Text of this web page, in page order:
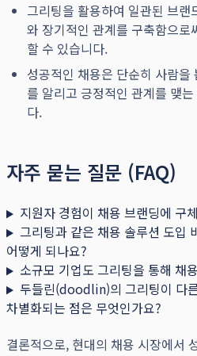
그리팅을 활용하여 일관된 브
와 장기적인 관계를 구축함으
할 수 있습니다.
성공적인 채용은 단순히 사람을
를 알리고 긍정적인 관계를 맺
다.
자주 묻는 질문 (FAQ)
지원자 경험이 채용 브랜딩에 구
그리팅과 같은 채용 솔루션 도입
어떻게 되나요?
소규모 기업도 그리팅을 통해 채
두들린(doodlin)의 그리팅이 다
차별화되는 점은 무엇인가요?
결론적으로, 현대의 채용 시장에서